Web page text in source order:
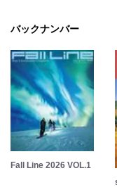
バックナンバー
Fall Line 2026 VOL.1